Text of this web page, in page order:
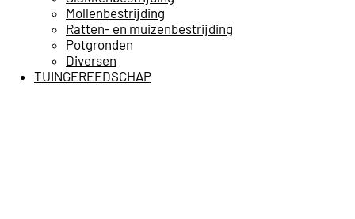
Mollenbestrijding
Ratten- en muizenbestrijding
Potgronden
Diversen
TUINGEREEDSCHAP